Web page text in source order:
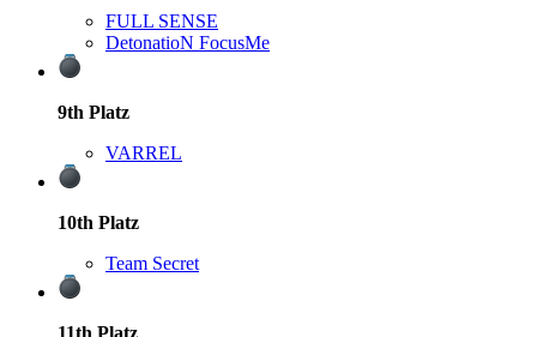
FULL SENSE
DetonatioN FocusMe
9th Platz
VARREL
10th Platz
Team Secret
11th Platz